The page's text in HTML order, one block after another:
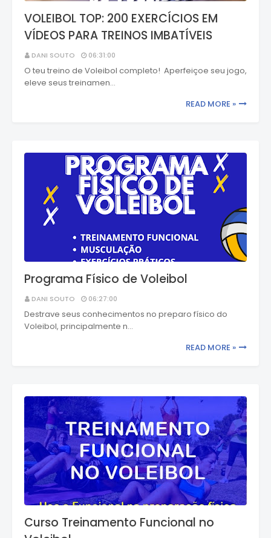
VOLEIBOL TOP: 200 EXERCÍCIOS EM
VÍDEOS PARA TREINOS IMBATÍVEIS
DANI SOUTO 06:31:00
O teu treino de Voleibol completo! Aperfeiçoe seu jogo,
eleve seus treinamen…
READ MORE »
Programa Físico de Voleibol
DANI SOUTO 06:27:00
Destrave seus conhecimentos no preparo físico do
Voleibol, principalmente n…
READ MORE »
Curso Treinamento Funcional no